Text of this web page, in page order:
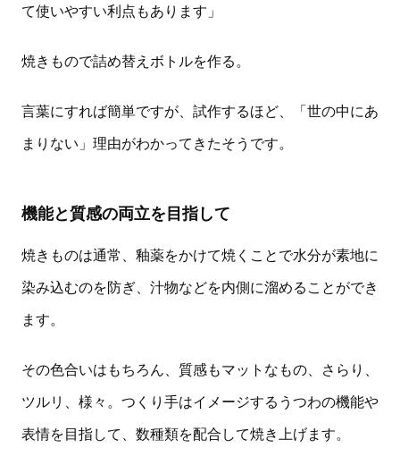
て使いやすい利点もあります」
焼きもので詰め替えボトルを作る。
言葉にすれば簡単ですが、試作するほど、「世の中にあ
まりない」理由がわかってきたそうです。
機能と質感の両立を目指して
焼きものは通常、釉薬をかけて焼くことで水分が素地に
染み込むのを防ぎ、汁物などを内側に溜めることができ
ます。
その色合いはもちろん、質感もマットなもの、さらり、
ツルリ、様々。つくり手はイメージするうつわの機能や
表情を目指して、数種類を配合して焼き上げます。